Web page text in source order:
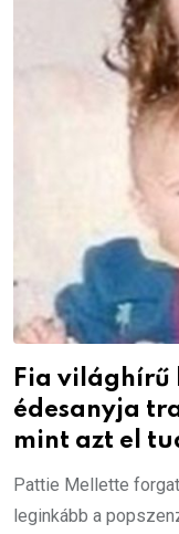
Fia világhírű
édesanyja
mint azt el
Pattie Mellette
leginkább a